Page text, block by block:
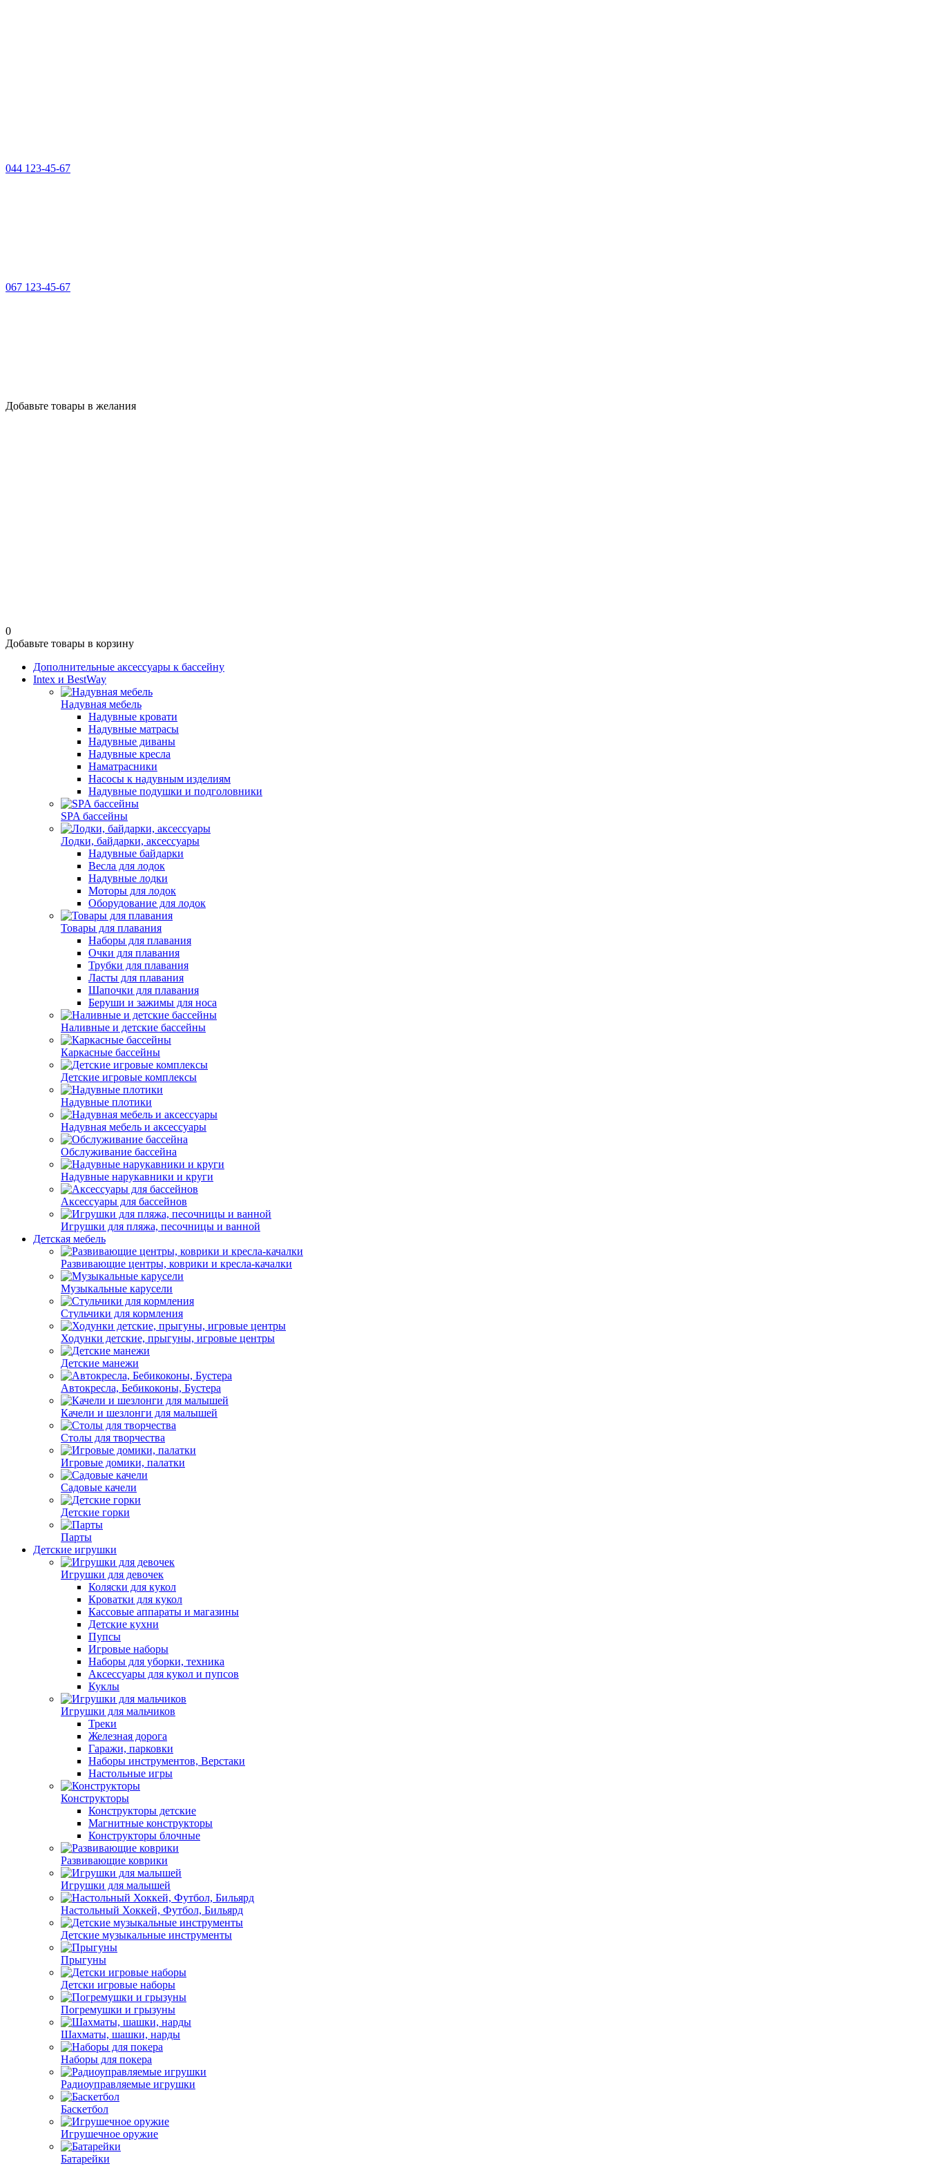
044 123-45-67
067 123-45-67
Добавьте товары в желания
0
Добавьте товары в корзину
Дополнительные аксессуары к бассейну
Intex и BestWay
Надувная мебель
Надувные кровати
Надувные матрасы
Надувные диваны
Надувные кресла
Наматрасники
Насосы к надувным изделиям
Надувные подушки и подголовники
SPA бассейны
Лодки, байдарки, аксессуары
Надувные байдарки
Весла для лодок
Надувные лодки
Моторы для лодок
Оборудование для лодок
Товары для плавания
Наборы для плавания
Очки для плавания
Трубки для плавания
Ласты для плавания
Шапочки для плавания
Беруши и зажимы для носа
Наливные и детские бассейны
Каркасные бассейны
Детские игровые комплексы
Надувные плотики
Надувная мебель и аксессуары
Обслуживание бассейна
Надувные нарукавники и круги
Аксессуары для бассейнов
Игрушки для пляжа, песочницы и ванной
Детская мебель
Развивающие центры, коврики и кресла-качалки
Музыкальные карусели
Стульчики для кормления
Ходунки детские, прыгуны, игровые центры
Детские манежи
Автокресла, Бебикоконы, Бустера
Качели и шезлонги для малышей
Столы для творчества
Игровые домики, палатки
Садовые качели
Детские горки
Парты
Детские игрушки
Игрушки для девочек
Коляски для кукол
Кроватки для кукол
Кассовые аппараты и магазины
Детские кухни
Пупсы
Игровые наборы
Наборы для уборки, техника
Аксессуары для кукол и пупсов
Куклы
Игрушки для мальчиков
Треки
Железная дорога
Гаражи, парковки
Наборы инструментов, Верстаки
Настольные игры
Конструкторы
Конструкторы детские
Магнитные конструкторы
Конструкторы блочные
Развивающие коврики
Игрушки для малышей
Настольный Хоккей, Футбол, Бильярд
Детские музыкальные инструменты
Прыгуны
Детски игровые наборы
Погремушки и грызуны
Шахматы, шашки, нарды
Наборы для покера
Радиоуправляемые игрушки
Баскетбол
Игрушечное оружие
Батарейки